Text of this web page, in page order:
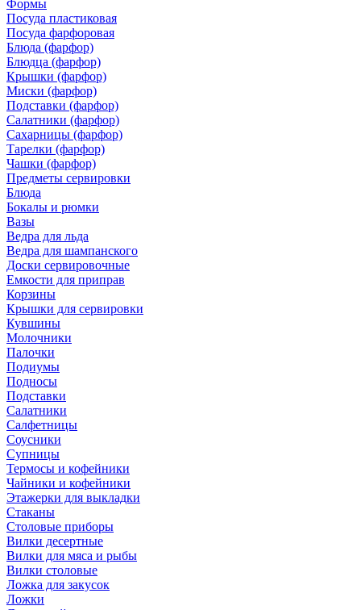
Формы
Посуда пластиковая
Посуда фарфоровая
Блюда (фарфор)
Блюдца (фарфор)
Крышки (фарфор)
Миски (фарфор)
Подставки (фарфор)
Салатники (фарфор)
Сахарницы (фарфор)
Тарелки (фарфор)
Чашки (фарфор)
Предметы сервировки
Блюда
Бокалы и рюмки
Вазы
Ведра для льда
Ведра для шампанского
Доски сервировочные
Емкости для приправ
Корзины
Крышки для сервировки
Кувшины
Молочники
Палочки
Подиумы
Подносы
Подставки
Салатники
Салфетницы
Соусники
Супницы
Термосы и кофейники
Чайники и кофейники
Этажерки для выкладки
Стаканы
Столовые приборы
Вилки десертные
Вилки для мяса и рыбы
Вилки столовые
Ложка для закусок
Ложки